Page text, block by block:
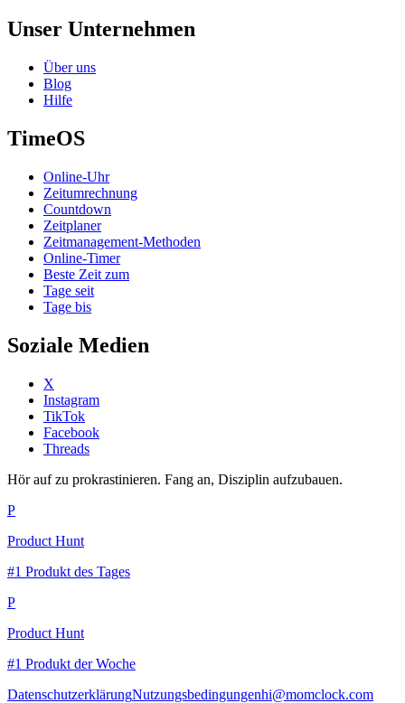
Unser Unternehmen
Über uns
Blog
Hilfe
TimeOS
Online-Uhr
Zeitumrechnung
Countdown
Zeitplaner
Zeitmanagement-Methoden
Online-Timer
Beste Zeit zum
Tage seit
Tage bis
Soziale Medien
X
Instagram
TikTok
Facebook
Threads
Hör auf zu prokrastinieren. Fang an, Disziplin aufzubauen.
P
Product Hunt
#1 Produkt des Tages
P
Product Hunt
#1 Produkt der Woche
DatenschutzerklärungNutzungsbedingungenhi@momclock.com